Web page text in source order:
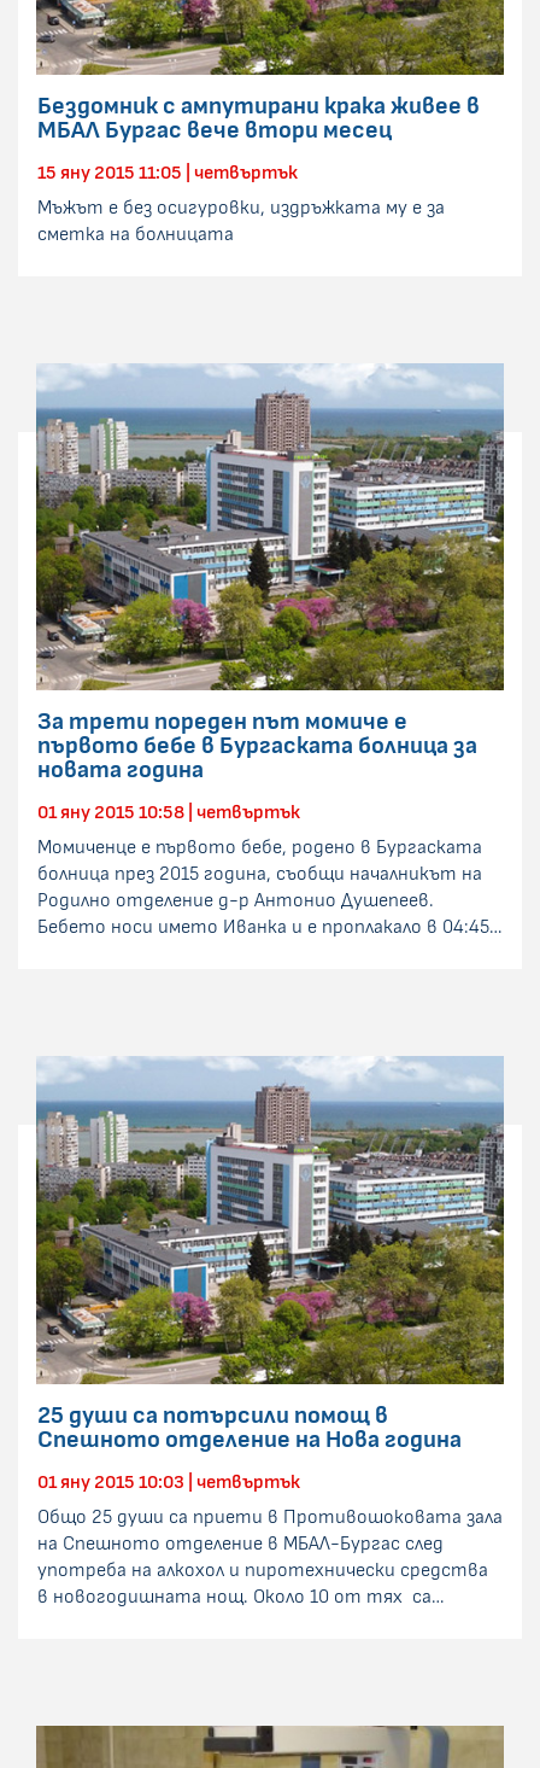
Бездомник с ампутирани крака живее в
МБАЛ Бургас вече втори месец
15 яну 2015 11:05 | четвъртък
Мъжът е без осигуровки, издръжката му е за
сметка на болницата
За трети пореден път момиче е
първото бебе в Бургаската болница за
новата година
01 яну 2015 10:58 | четвъртък
Момиченце е първото бебе, родено в Бургаската
болница през 2015 година, съобщи началникът на
Родилно отделение д-р Антонио Душепеев.
Бебето носи името Иванка и е проплакало в 04:45…
25 души са потърсили помощ в
Спешното отделение на Нова година
01 яну 2015 10:03 | четвъртък
Общо 25 души са приети в Противошоковата зала
на Спешното отделение в МБАЛ-Бургас след
употреба на алкохол и пиротехнически средства
в новогодишната нощ. Около 10 от тях са…